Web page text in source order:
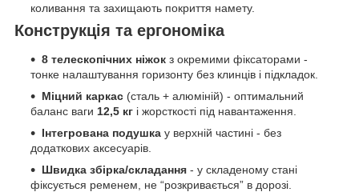
коливання та захищають покриття намету.
Конструкція та ергономіка
8 телескопічних ніжок з окремими фіксаторами -
тонке налаштування горизонту без клинців і підкладок.
Міцний каркас (сталь + алюміній) - оптимальний
баланс ваги 12,5 кг і жорсткості під навантаження.
Інтегрована подушка у верхній частині - без
додаткових аксесуарів.
Швидка збірка/складання - у складеному стані
фіксується ременем, не “розкривається” в дорозі.